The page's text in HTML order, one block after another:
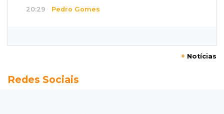
20:29 Pedro Gomes
Pantanal treina em Goiânia antes de jogo que
+ Notícias
Redes Sociais